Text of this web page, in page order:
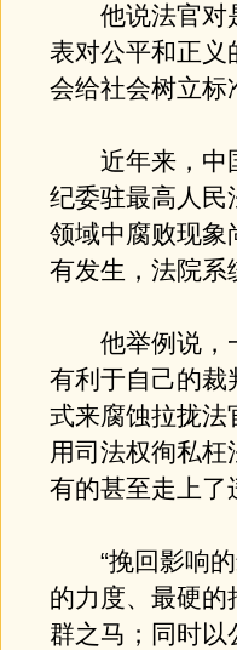
他说法官对是
表对公平和正义
会给社会树立标
近年来，中国
纪委驻最高人民
领域中腐败现象
有发生，法院系
他举例说，一
有利于自己的裁
式来腐蚀拉拢法
用司法权徇私
有的甚至走上了
“挽回影响的
的力度、最硬
群之马；同时